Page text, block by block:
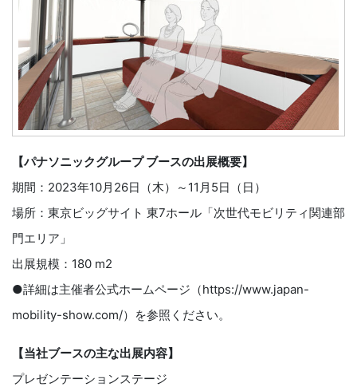
【パナソニックグループ ブースの出展概要】
期間：2023年10月26日（木）～11月5日（日）
場所：東京ビッグサイト 東7ホール「次世代モビリティ関連部
門エリア」
出展規模：180 m2
●詳細は主催者公式ホームページ（https://www.japan-
mobility-show.com/）を参照ください。
【当社ブースの主な出展内容】
プレゼンテーションステージ